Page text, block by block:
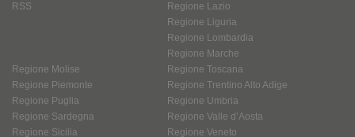
RSS
Regione Lazio
Regione Liguria
Regione Lombardia
Regione Marche
Regione Molise
Regione Piemonte
Regione Puglia
Regione Sardegna
Regione Sicilia
Regione Toscana
Regione Trentino Alto Adige
Regione Umbria
Regione Valle d’Aosta
Regione Veneto